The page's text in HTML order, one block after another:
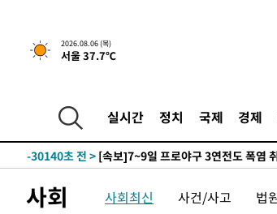
2026.08.06 (목)
서울 37.7℃
실시간 정치 국제 경제
-6178초 전 >[속보]코스피 매도사이드카 발동…4%대
-30181초 전 >
'낮 최고 39도' 불볕더위…한밤 열대
-30140초 전 >[속보]7~9일 프로야구 3연전도 폭염
-29802초 전 >"韓 외환시장 개입 관측 배경엔 美의
-29629초 전 >
'월드컵 탈락 후폭풍' 축구협회…초유
사회 사회최신 사건/사고 법